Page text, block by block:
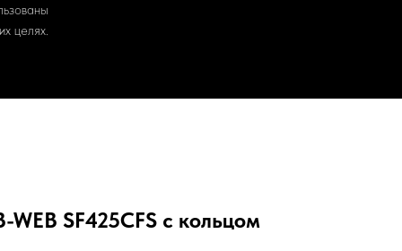
целях.
SF425CFS с кольцом